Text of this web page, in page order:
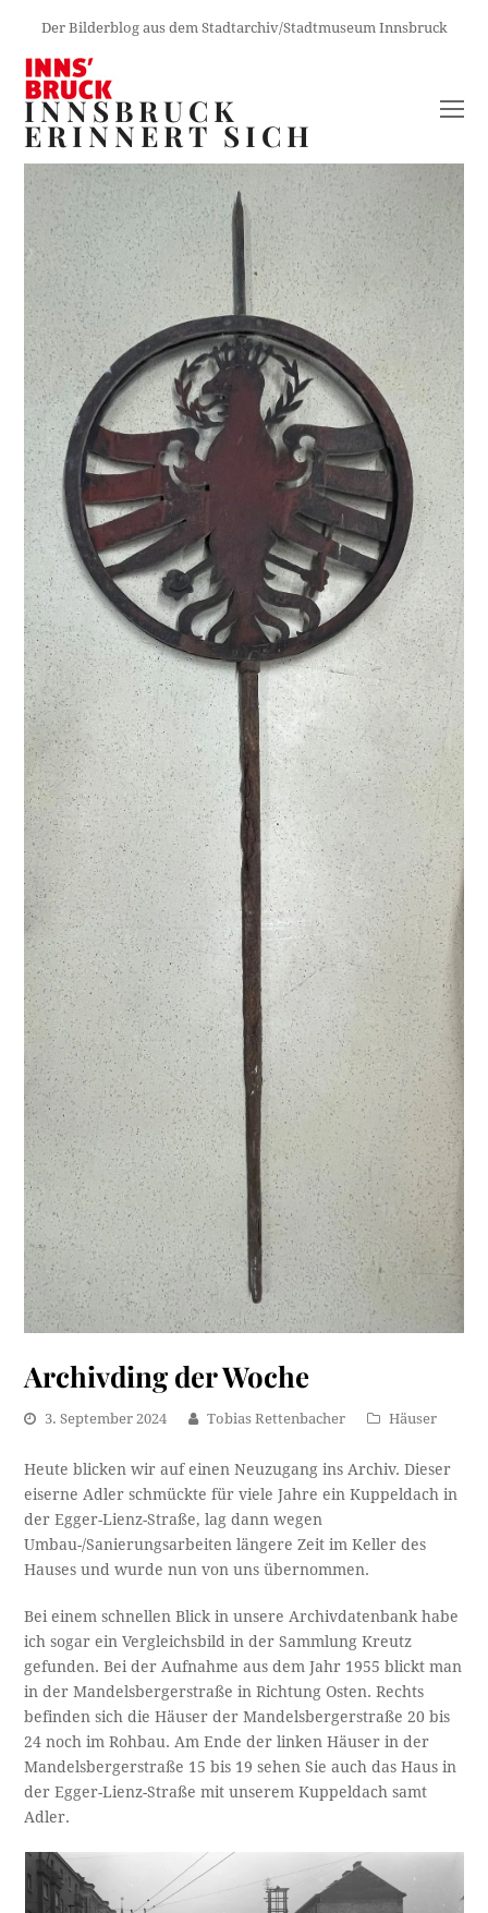
Der Bilderblog aus dem Stadtarchiv/Stadtmuseum Innsbruck
INNSBRUCK
ERINNERT SICH
Archivding der Woche
3. September 2024 Tobias Rettenbacher Häuser
Heute blicken wir auf einen Neuzugang ins Archiv. Dieser
eiserne Adler schmückte für viele Jahre ein Kuppeldach in
der Egger-Lienz-Straße, lag dann wegen
Umbau-/Sanierungsarbeiten längere Zeit im Keller des
Hauses und wurde nun von uns übernommen.
Bei einem schnellen Blick in unsere Archivdatenbank habe
ich sogar ein Vergleichsbild in der Sammlung Kreutz
gefunden. Bei der Aufnahme aus dem Jahr 1955 blickt man
in der Mandelsbergerstraße in Richtung Osten. Rechts
befinden sich die Häuser der Mandelsbergerstraße 20 bis
24 noch im Rohbau. Am Ende der linken Häuser in der
Mandelsbergerstraße 15 bis 19 sehen Sie auch das Haus in
der Egger-Lienz-Straße mit unserem Kuppeldach samt
Adler.